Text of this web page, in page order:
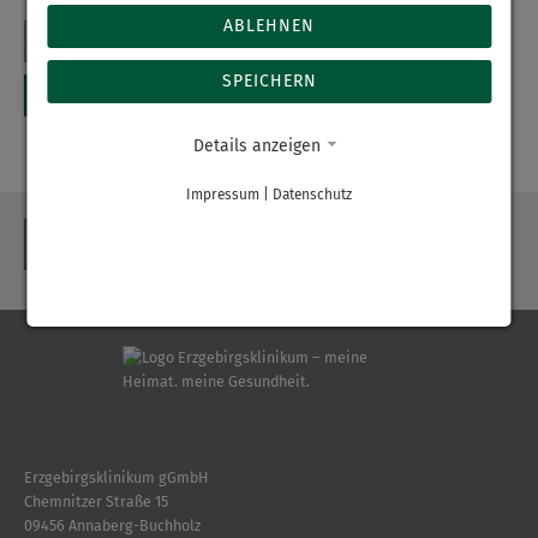
Erzgebirgsklinikum gGmbH
Chemnitzer Straße 15
09456 Annaberg-Buchholz
ABLEHNEN
SPEICHERN
Details anzeigen
Impressum Datenschutz